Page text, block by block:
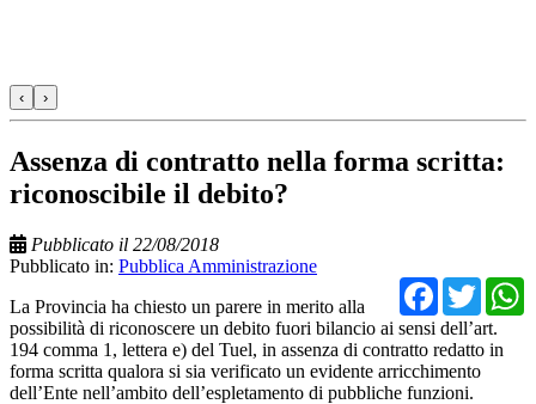
‹ ›
Assenza di contratto nella forma scritta:
riconoscibile il debito?
Pubblicato il 22/08/2018
Pubblicato in: Pubblica Amministrazione
La Provincia ha chiesto un parere in merito alla
possibilità di riconoscere un debito fuori bilancio ai sensi dell’art.
194 comma 1, lettera e) del Tuel, in assenza di contratto redatto in
forma scritta qualora si sia verificato un evidente arricchimento
dell’Ente nell’ambito dell’espletamento di pubbliche funzioni.